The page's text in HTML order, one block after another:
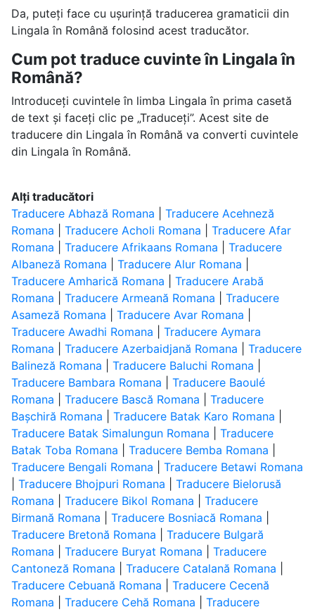
Da, puteți face cu ușurință traducerea gramaticii din
Lingala în Română folosind acest traducător.
Cum pot traduce cuvinte în Lingala în
Română?
Introduceți cuvintele în limba Lingala în prima casetă
de text și faceți clic pe „Traduceți”. Acest site de
traducere din Lingala în Română va converti cuvintele
din Lingala în Română.
Alți traducători
Traducere Abhază Romana
Traducere Acehneză
Romana
Traducere Acholi Romana
Traducere Afar
Romana
Traducere Afrikaans Romana
Traducere
Albaneză Romana
Traducere Alur Romana
Traducere Amharică Romana
Traducere Arabă
Romana
Traducere Armeană Romana
Traducere
Asameză Romana
Traducere Avar Romana
Traducere Awadhi Romana
Traducere Aymara
Romana
Traducere Azerbaidjană Romana
Traducere
Balineză Romana
Traducere Baluchi Romana
Traducere Bambara Romana
Traducere Baoulé
Romana
Traducere Bască Romana
Traducere
Bașchiră Romana
Traducere Batak Karo Romana
Traducere Batak Simalungun Romana
Traducere
Batak Toba Romana
Traducere Bemba Romana
Traducere Bengali Romana
Traducere Betawi Romana
Traducere Bhojpuri Romana
Traducere Bielorusă
Romana
Traducere Bikol Romana
Traducere
Birmană Romana
Traducere Bosniacă Romana
Traducere Bretonă Romana
Traducere Bulgară
Romana
Traducere Buryat Romana
Traducere
Cantoneză Romana
Traducere Catalană Romana
Traducere Cebuană Romana
Traducere Cecenă
Romana
Traducere Cehă Romana Traducere